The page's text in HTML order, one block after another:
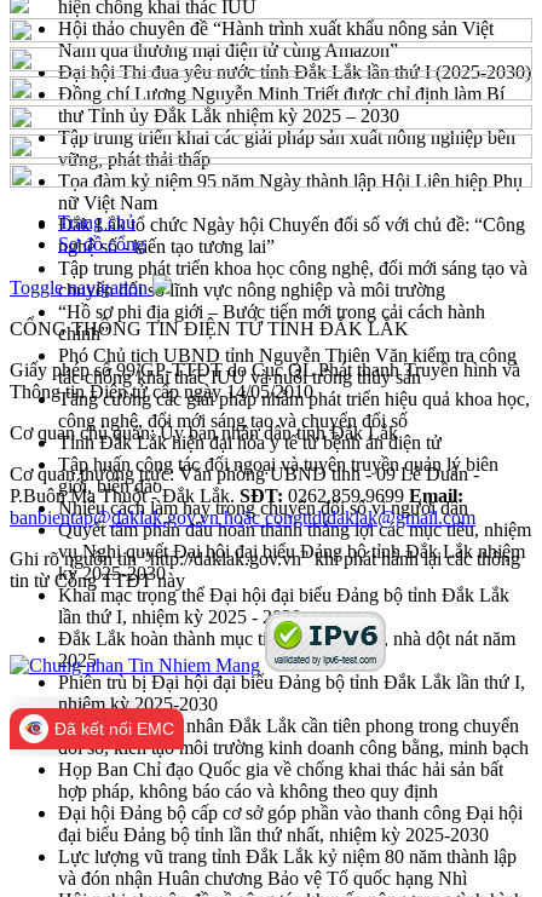
hiện chống khai thác IUU
Hội thảo chuyên đề “Hành trình xuất khẩu nông sản Việt
Nam qua thương mại điện tử cùng Amazon”
Đại hội Thi đua yêu nước tỉnh Đắk Lắk lần thứ I (2025-2030)
Đồng chí Lương Nguyễn Minh Triết được chỉ định làm Bí
thư Tỉnh ủy Đắk Lắk nhiệm kỳ 2025 – 2030
Tập trung triển khai các giải pháp sản xuất nông nghiệp bền
vững, phát thải thấp
Tọa đàm kỷ niệm 95 năm Ngày thành lập Hội Liên hiệp Phụ
nữ Việt Nam
Đắk Lắk tổ chức Ngày hội Chuyển đổi số với chủ đề: “Công
nghệ số - kiến tạo tương lai”
Tập trung phát triển khoa học công nghệ, đổi mới sáng tạo và
chuyển đổi số lĩnh vực nông nghiệp và môi trường
“Hồ sơ phi địa giới – Bước tiến mới trong cải cách hành
chính”
Phó Chủ tịch UBND tỉnh Nguyễn Thiên Văn kiểm tra công
tác chống khai thác IUU và nuôi trồng thủy sản
Tăng cường các giải pháp nhằm phát triển hiệu quả khoa học,
công nghệ, đổi mới sáng tạo và chuyển đổi số
Tỉnh Đắk Lắk hiện đại hóa y tế từ bệnh án điện tử
Tập huấn công tác đối ngoại và tuyên truyền quản lý biên
giới, biển đảo
Nhiều cách làm hay trong chuyển đổi số vì người dân
Quyết tâm phấn đấu hoàn thành thắng lợi các mục tiêu, nhiệm
vụ Nghị quyết Đại hội đại biểu Đảng bộ tỉnh Đắk Lắk nhiệm
kỳ 2025-2030
Khai mạc trọng thể Đại hội đại biểu Đảng bộ tỉnh Đắk Lắk
lần thứ I, nhiệm kỳ 2025 - 2030
Đắk Lắk hoàn thành mục tiêu xóa nhà tạm, nhà dột nát năm
2025
Phiên trù bị Đại hội đại biểu Đảng bộ tỉnh Đắk Lắk lần thứ I,
nhiệm kỳ 2025-2030
Hiệp hội Doanh nhân Đắk Lắk cần tiên phong trong chuyển
đổi số, kiến tạo môi trường kinh doanh công bằng, minh bạch
Họp Ban Chỉ đạo Quốc gia về chống khai thác hải sản bất
hợp pháp, không báo cáo và không theo quy định
Đại hội Đảng bộ cấp cơ sở góp phần vào thanh công Đại hội
đại biểu Đảng bộ tỉnh lần thứ nhất, nhiệm kỳ 2025-2030
Lực lượng vũ trang tỉnh Đắk Lắk kỷ niệm 80 năm thành lập
và đón nhận Huân chương Bảo vệ Tổ quốc hạng Nhì
Trang chủ
Sơ đồ cổng
Toggle navigation
CỔNG THÔNG TIN ĐIỆN TỬ TỈNH ĐẮK LẮK
Giấy phép số 99/GP-TTĐT do Cục QL Phát thanh Truyền hình và
Thông tin Điện tử cấp ngày 14/05/2010
Cơ quan chủ quản: Ủy ban nhân dân tỉnh Đắk Lắk
Cơ quan thường trực: Văn phòng UBND tỉnh - 09 Lê Duẩn -
P.Buôn Ma Thuột - Đắk Lắk. SĐT: 0262.859.9699 Email:
banbientap@daklak.gov.vn hoặc congttdtdaklak@gmail.com
Ghi rõ nguồn tin "http://daklak.gov.vn" khi phát hành lại các thông
tin từ Cổng TTĐT này
Đã kết nối EMC